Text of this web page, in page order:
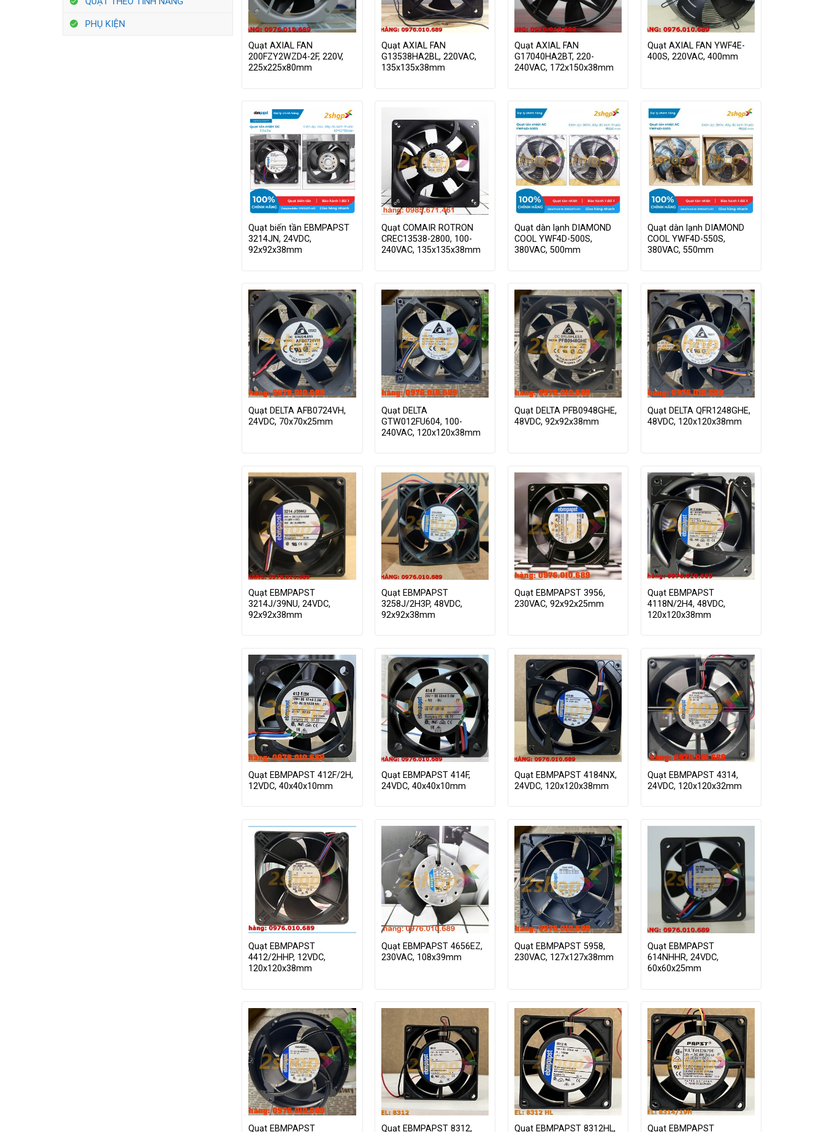
PHỤ KIỆN
Quạt AXIAL FAN
200FZY2WZD4-2F, 220V,
225x225x80mm
Quạt AXIAL FAN
G13538HA2BL, 220VAC,
135x135x38mm
Quạt AXIAL FAN
G17040HA2BT, 220-
240VAC, 172x150x38mm
Quạt AXIAL FAN YWF4E-
400S, 220VAC, 400mm
Quạt biến tần EBMPAPST
3214JN, 24VDC,
92x92x38mm
Quạt COMAIR ROTRON
CREC13538-2800, 100-
240VAC, 135x135x38mm
Quạt dàn lạnh DIAMOND
COOL YWF4D-500S,
380VAC, 500mm
Quạt dàn lạnh DIAMOND
COOL YWF4D-550S,
380VAC, 550mm
Quạt DELTA AFB0724VH,
24VDC, 70x70x25mm
Quạt DELTA
GTW012FU604, 100-
240VAC, 120x120x38mm
Quạt DELTA PFB0948GHE,
48VDC, 92x92x38mm
Quạt DELTA QFR1248GHE,
48VDC, 120x120x38mm
Quạt EBMPAPST
3214J/39NU, 24VDC,
92x92x38mm
Quạt EBMPAPST
3258J/2H3P, 48VDC,
92x92x38mm
Quạt EBMPAPST 3956,
230VAC, 92x92x25mm
Quạt EBMPAPST
4118N/2H4, 48VDC,
120x120x38mm
Quạt EBMPAPST 412F/2H,
12VDC, 40x40x10mm
Quạt EBMPAPST 414F,
24VDC, 40x40x10mm
Quạt EBMPAPST 4184NX,
24VDC, 120x120x38mm
Quạt EBMPAPST 4314,
24VDC, 120x120x32mm
Quạt EBMPAPST
4412/2HHP, 12VDC,
120x120x38mm
Quạt EBMPAPST 4656EZ,
230VAC, 108x39mm
Quạt EBMPAPST 5958,
230VAC, 127x127x38mm
Quạt EBMPAPST
614NHHR, 24VDC,
60x60x25mm
Quạt EBMPAPST
Quạt EBMPAPST 8312,
Quạt EBMPAPST 8312HL,
Quạt EBMPAPST